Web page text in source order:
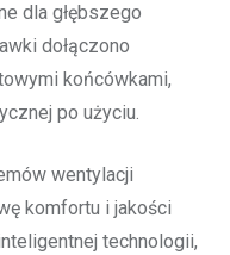
dla głębszego
dołączono
końcówkami,
po użyciu.
wentylacji
komfortu i jakości
technologii,